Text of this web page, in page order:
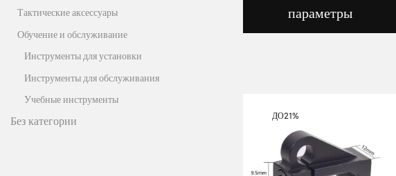
параметры
ДО21%
Тактические аксессуары
Обучение и обслуживание
Инструменты для установки
Инструменты для обслуживания
Учебные инструменты
Без категории